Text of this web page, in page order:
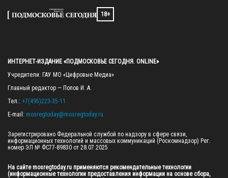
18+
ИНТЕРНЕТ-ИЗДАНИЕ «ПОДМОСКОВЬЕ СЕГОДНЯ. ONLINE»
Учредители: ГАУ МО «Цифровые Медиа»
Главный редактор — Попов И. А.
Тел.: +7(495)223-35-11
E-mail: mosregtoday@mosregtoday.ru
Зарегистрировано Федеральной службой по надзору в сфере связи,
информационных технологий и массовых коммуникаций (Роскомнадзор) Рег.
номер ЭЛ № ФС77-89830 от 28.07.2025
На сайте mosregtoday.ru применяются рекомендательные технологии
(информационные технологии предоставления информации на основе сбора,